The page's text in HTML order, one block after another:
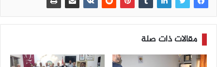
مقالات ذات صلة